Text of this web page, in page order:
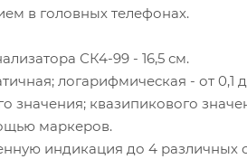
в головных телефонах.
СК4-99 - 16,5 см.
логарифмическая - от 0,1
значения; квазипикового
маркеров.
индикация до 4 различных